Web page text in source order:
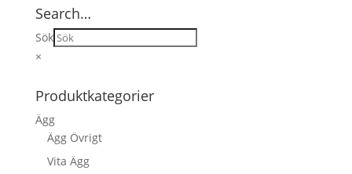
Search…
Sök
×
Produktkategorier
Ägg
Ägg Övrigt
Vita Ägg